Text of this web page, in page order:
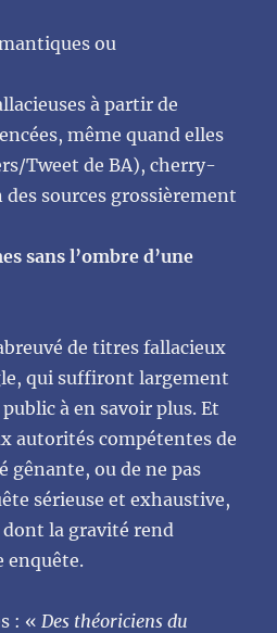
ou
à partir de
même quand elles
Tweet de BA), cherry-
sources grossièrement
sans l’ombre d’une
de titres fallacieux
qui suffiront largement
à en savoir plus. Et
autorités compétentes de
gênante, ou de ne pas
sérieuse et exhaustive,
dont la gravité rend
enquête.
: «Des théoriciens du